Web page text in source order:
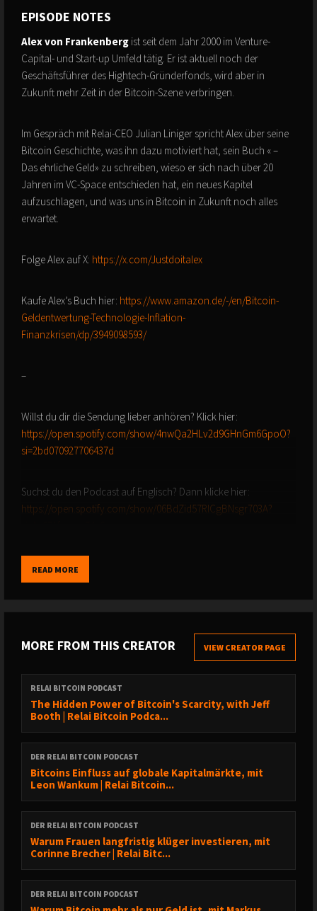
EPISODE NOTES
Alex von Frankenberg ist seit dem Jahr 2000 im Venture-
Capital- und Start-up Umfeld tätig. Er ist aktuell noch der
Geschäftsführer des Hightech-Gründerfonds, wird aber in
Zukunft mehr Zeit in der Bitcoin-Szene verbringen.
Im Gespräch mit Relai-CEO Julian Liniger spricht Alex über seine
Bitcoin Geschichte, was ihn dazu motiviert hat, sein Buch « –
Das ehrliche Geld» zu schreiben, wieso er sich nach über 20
Jahren im VC-Space entschieden hat, ein neues Kapitel
aufzuschlagen, und was uns in Bitcoin in Zukunft noch alles
erwartet.
Folge Alex auf X: https://x.com/Justdoitalex
Kaufe Alex’s Buch hier: https://www.amazon.de/-/en/Bitcoin-
Geldentwertung-Technologie-Inflation-
Finanzkrisen/dp/3949098593/
–
Willst du dir die Sendung lieber anhören? Klick hier:
https://open.spotify.com/show/4nwQa2HLv2d9GHnGm6GpoO?
si=2bd070927706437d
Suchst du den Podcast auf Englisch? Dann klicke hier:
https://open.spotify.com/show/06BdZid57RlCgBNsgr703A?
00:00 - Intro und Vorstellung
03:07 - Privatanleger und Markttrends
06:20 - Bitcoin Edukation und Missverständnisse
09:16 - Die Rolle von Bitcoin im Finanzsystem
12:06 - Bitcoin’s Adoption und die Gesellschaft
15:14 - Bitcoin Treasury Firmen und deren Impact
18:13 - Die Zukunft von Bitcoin in Institutionen
READ MORE
MORE FROM THIS CREATOR VIEW CREATOR PAGE
RELAI BITCOIN PODCAST
The Hidden Power of Bitcoin's Scarcity, with Jeff
Booth | Relai Bitcoin Podca...
DER RELAI BITCOIN PODCAST
Bitcoins Einfluss auf globale Kapitalmärkte, mit
Leon Wankum | Relai Bitcoin...
DER RELAI BITCOIN PODCAST
Warum Frauen langfristig klüger investieren, mit
Corinne Brecher | Relai Bitc...
DER RELAI BITCOIN PODCAST